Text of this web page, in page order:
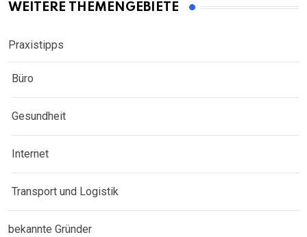
WEITERE THEMENGEBIETE
Praxistipps
Büro
Gesundheit
Internet
Transport und Logistik
bekannte Gründer